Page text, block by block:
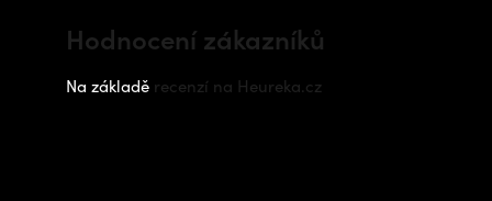
Hodnocení zákazníků
Na základě recenzí na Heureka.cz